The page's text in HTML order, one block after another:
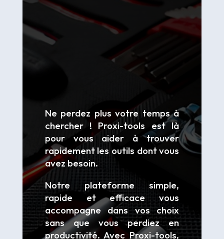
Ne perdez plus votre temps à
chercher ! Proxi-tools est là
pour vous aider à trouver
rapidement les outils dont vous
avez besoin.
Notre plateforme simple,
rapide et efficace vous
accompagne dans vos choix
sans que vous perdiez en
productivité. Avec Proxi-tools,